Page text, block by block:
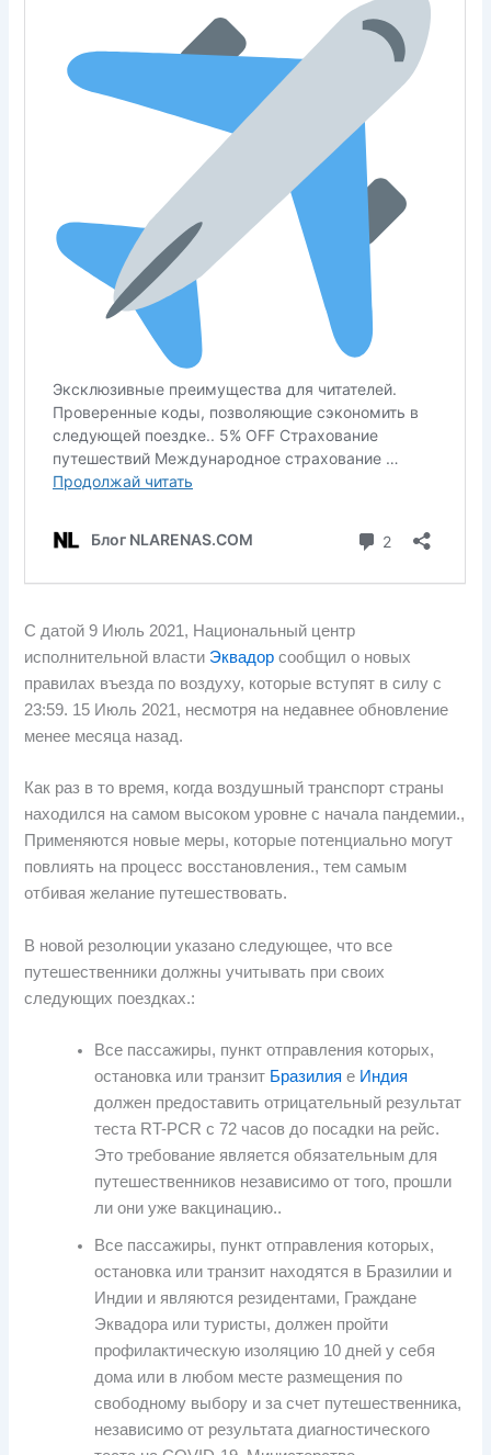
С датой 9 Июль 2021, Национальный центр
исполнительной власти Эквадор сообщил о новых
правилах въезда по воздуху, которые вступят в силу с
23:59. 15 Июль 2021, несмотря на недавнее обновление
менее месяца назад.
Как раз в то время, когда воздушный транспорт страны
находился на самом высоком уровне с начала пандемии.,
Применяются новые меры, которые потенциально могут
повлиять на процесс восстановления., тем самым
отбивая желание путешествовать.
В новой резолюции указано следующее, что все
путешественники должны учитывать при своих
следующих поездках.:
Все пассажиры, пункт отправления которых,
остановка или транзит Бразилия е Индия
должен предоставить отрицательный результат
теста RT-PCR с 72 часов до посадки на рейс.
Это требование является обязательным для
путешественников независимо от того, прошли
ли они уже вакцинацию..
Все пассажиры, пункт отправления которых,
остановка или транзит находятся в Бразилии и
Индии и являются резидентами, Граждане
Эквадора или туристы, должен пройти
профилактическую изоляцию 10 дней у себя
дома или в любом месте размещения по
свободному выбору и за счет путешественника,
независимо от результата диагностического